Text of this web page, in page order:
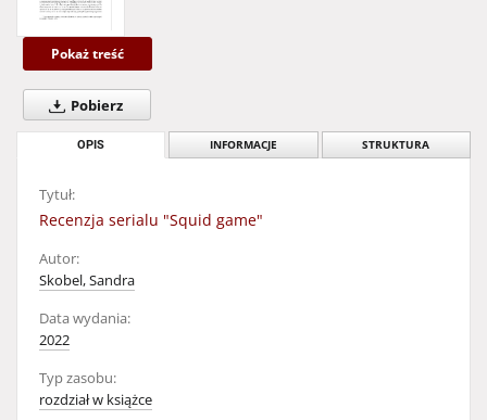
Pokaż treść
Pobierz
OPIS INFORMACJE STRUKTURA
Tytuł:
Recenzja serialu "Squid game"
Autor:
Skobel, Sandra
Data wydania:
2022
Typ zasobu:
rozdział w książce